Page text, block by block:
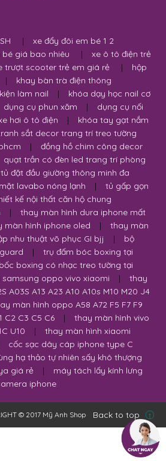
|
xe đẩy đôi em bé 1 2
giá bao nhiêu |
xe ô tô điện trẻ
trượt scooter trẻ em giá rẻ |
hộp
|
khay bàn trà điện thông
làm nail |
khóa dạy học nail cơ
dụng cụ phun xăm |
dụng cụ nối
hơi ô tô điện |
khóa tay gạt nắm
sắt decor trang trí treo tường
|
đồng hồ chim công decor
quạt trần có đèn led trang trí phòng
đặt đầu giường thông minh đa
lavabo nóng lạnh |
tủ gấp gọn
kế nội thất căn hộ chung
|
thay màn hình dura iphone mất
màn hình iphone oled |
thay màn
nhu thuật võ phục GI bjj |
bộ
|
trụ đấm bóc boxing tại
boxing có nhạc treo tường tại
oppo vivo xiaomi |
thay
A03S A13 A23 A10 A10s M10 M20 J4
màn hình oppo A58 A72 F5 F7 F9
C2 C3 C5 C6
|
thay màn hình vivo
U10
|
thay màn hình xiaomi
cốc sạc dây cáp iphone type C
hạ thảo tự nhiên sấy khô thượng
giá rẻ
|
máy tách lấy kính lưng
iphone
© 2017 Mỹ Anh Shop Back to top